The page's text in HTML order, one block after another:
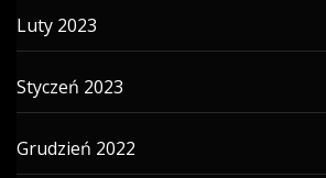
Luty 2023
Styczeń 2023
Grudzień 2022